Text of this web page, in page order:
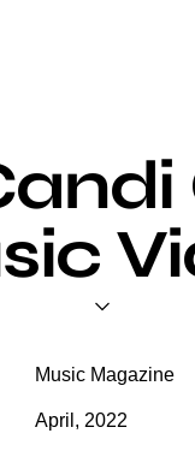
Music Magazine
April, 2022